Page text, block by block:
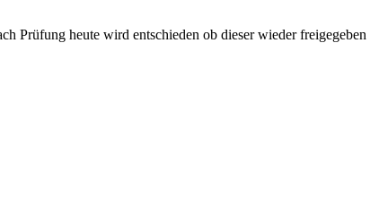
Prüfung heute wird entschieden ob dieser wieder freigegeben